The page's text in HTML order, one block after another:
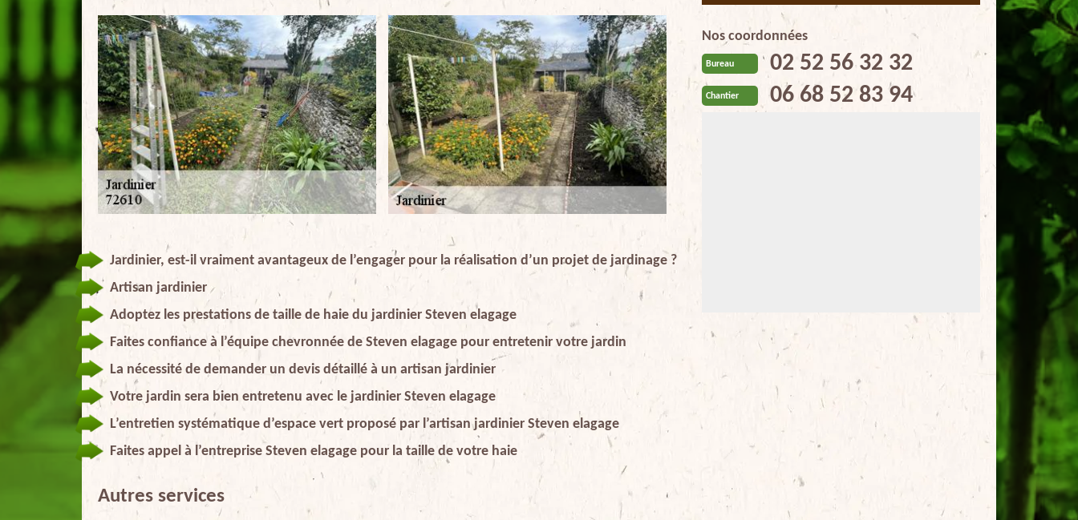
Jardinier, est-il vraiment avantageux de l’engager pour la réalisation d’un projet de jardinage ?
Artisan jardinier
Adoptez les prestations de taille de haie du jardinier Steven elagage
Faites confiance à l’équipe chevronnée de Steven elagage pour entretenir votre jardin
La nécessité de demander un devis détaillé à un artisan jardinier
Votre jardin sera bien entretenu avec le jardinier Steven elagage
L’entretien systématique d’espace vert proposé par l’artisan jardinier Steven elagage
Faites appel à l’entreprise Steven elagage pour la taille de votre haie
Nos coordonnées
Bureau 02 52 56 32 32
Chantier 06 68 52 83 94
Autres services